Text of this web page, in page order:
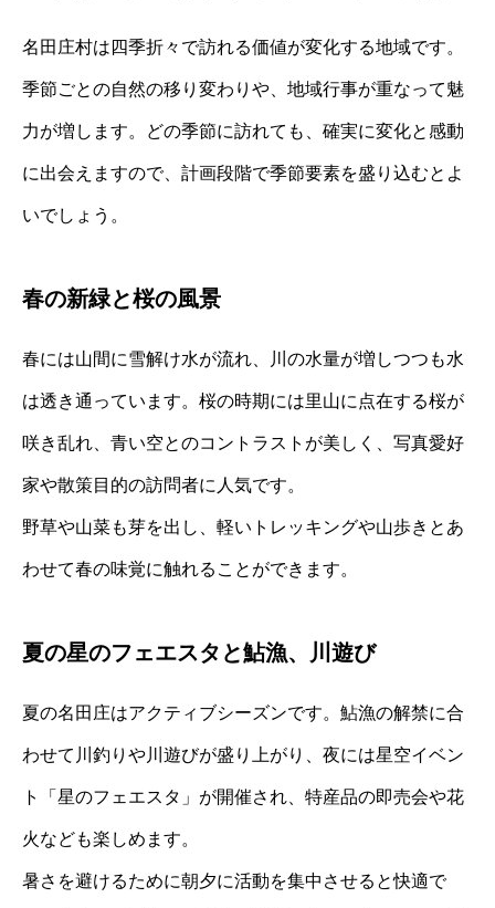
名田庄村は四季折々で訪れる価値が変化する地域です。
季節ごとの自然の移り変わりや、地域行事が重なって魅
力が増します。どの季節に訪れても、確実に変化と感動
に出会えますので、計画段階で季節要素を盛り込むとよ
いでしょう。
春の新緑と桜の風景
春には山間に雪解け水が流れ、川の水量が増しつつも水
は透き通っています。桜の時期には里山に点在する桜が
咲き乱れ、青い空とのコントラストが美しく、写真愛好
家や散策目的の訪問者に人気です。
野草や山菜も芽を出し、軽いトレッキングや山歩きとあ
わせて春の味覚に触れることができます。
夏の星のフェエスタと鮎漁、川遊び
夏の名田庄はアクティブシーズンです。鮎漁の解禁に合
わせて川釣りや川遊びが盛り上がり、夜には星空イベン
ト「星のフェエスタ」が開催され、特産品の即売会や花
火なども楽しめます。
暑さを避けるために朝夕に活動を集中させると快適で